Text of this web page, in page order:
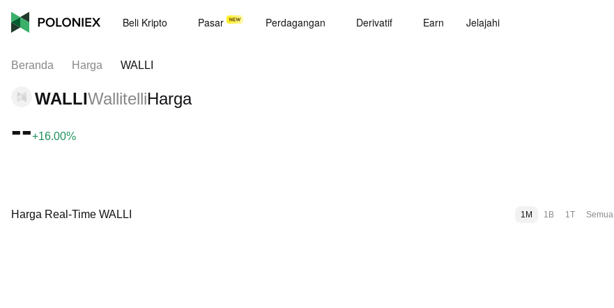
Beli Kripto Pasar Perdagangan Derivatif Earn Jelajahi
Beranda Harga WALLI
WALLIWallitelliHarga
--+16.00%
Harga Real-Time WALLI 1M 1B 1T Semua